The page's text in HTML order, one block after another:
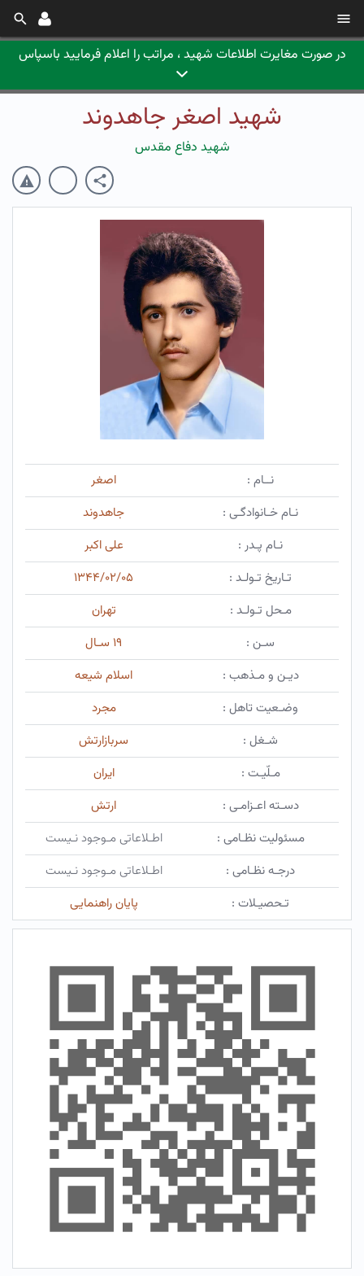
در صورت مغایرت اطلاعات شهید ، مراتب را اعلام فرمایید باسپاس
شهید اصغر جاهدوند
شهید دفاع مقدس
نــام :
اصغر
نـام خـانوادگـی :
جاهدوند
نـام پـدر :
علی اکبر
تـاریخ تـولـد :
۱۳۴۴/۰۲/۰۵
مـحل تـولـد :
تهران
سـن :
۱۹ سـال
دیـن و مـذهب :
اسلام شیعه
وضـعیت تاهل :
مجرد
شـغل :
سربازارتش
مـلّیـت :
ایران
دسـته اعـزامـی :
ارتش
مسئولیت نظـامی :
اطـلاعاتی مـوجود نـیست
درجـه نظـامی :
اطـلاعاتی مـوجود نـیست
تـحصیـلات :
پایان راهنمایی